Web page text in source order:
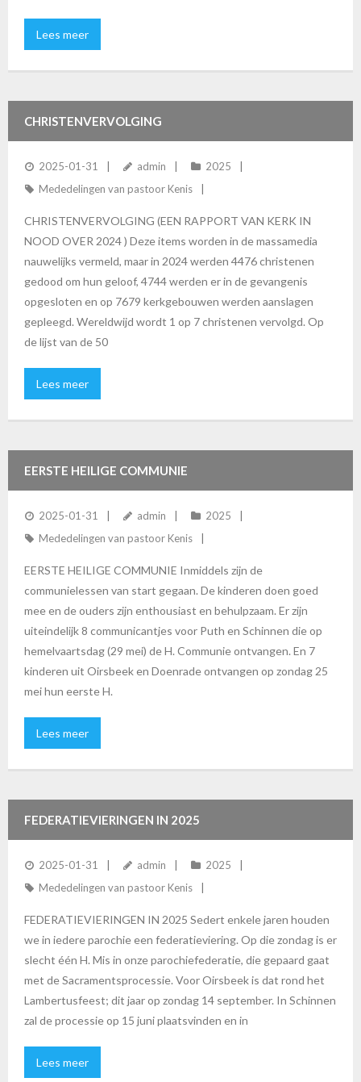
Lees meer
CHRISTENVERVOLGING
2025-01-31 admin
2025
Mededelingen van pastoor Kenis
CHRISTENVERVOLGING (EEN RAPPORT VAN KERK IN
NOOD OVER 2024 ) Deze items worden in de massamedia
nauwelijks vermeld, maar in 2024 werden 4476 christenen
gedood om hun geloof, 4744 werden er in de gevangenis
opgesloten en op 7679 kerkgebouwen werden aanslagen
gepleegd. Wereldwijd wordt 1 op 7 christenen vervolgd. Op
de lijst van de 50
Lees meer
EERSTE HEILIGE COMMUNIE
2025-01-31 admin
2025
Mededelingen van pastoor Kenis
EERSTE HEILIGE COMMUNIE Inmiddels zijn de
communielessen van start gegaan. De kinderen doen goed
mee en de ouders zijn enthousiast en behulpzaam. Er zijn
uiteindelijk 8 communicantjes voor Puth en Schinnen die op
hemelvaartsdag (29 mei) de H. Communie ontvangen. En 7
kinderen uit Oirsbeek en Doenrade ontvangen op zondag 25
mei hun eerste H.
Lees meer
FEDERATIEVIERINGEN IN 2025
2025-01-31 admin
2025
Mededelingen van pastoor Kenis
FEDERATIEVIERINGEN IN 2025 Sedert enkele jaren houden
we in iedere parochie een federatieviering. Op die zondag is er
slecht één H. Mis in onze parochiefederatie, die gepaard gaat
met de Sacramentsprocessie. Voor Oirsbeek is dat rond het
Lambertusfeest; dit jaar op zondag 14 september. In Schinnen
zal de processie op 15 juni plaatsvinden en in
Lees meer